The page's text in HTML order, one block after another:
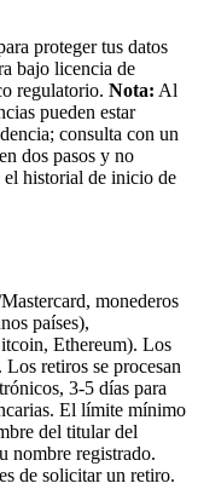
proteger tus datos
bajo licencia de
regulatorio. Nota: Al
pueden estar
consulta con un
dos pasos y no
el historial de inicio de
monederos
países),
Ethereum). Los
retiros se procesan
3-5 días para
El límite mínimo
del titular del
nombre registrado.
de solicitar un retiro.